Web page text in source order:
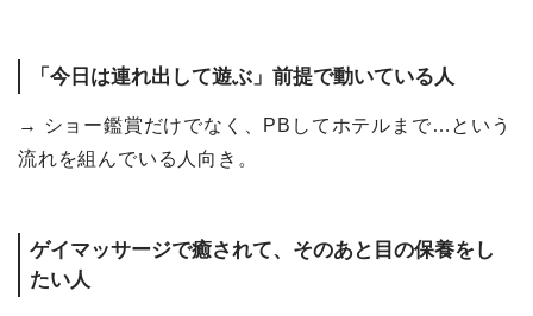
「今日は連れ出して遊ぶ」前提で動いている人
→ ショー鑑賞だけでなく、PBしてホテルまで…という
流れを組んでいる人向き。
ゲイマッサージで癒されて、そのあと目の保養をし
たい人